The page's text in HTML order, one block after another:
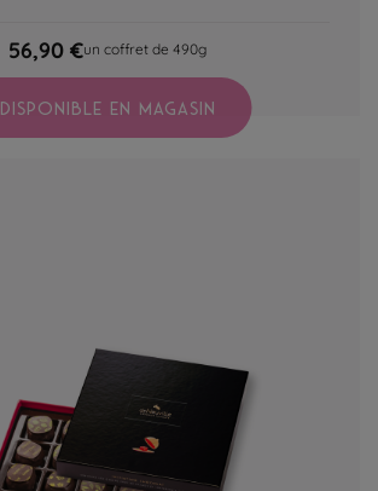
56,90 €un coffret de 490g
DISPONIBLE EN MAGASIN